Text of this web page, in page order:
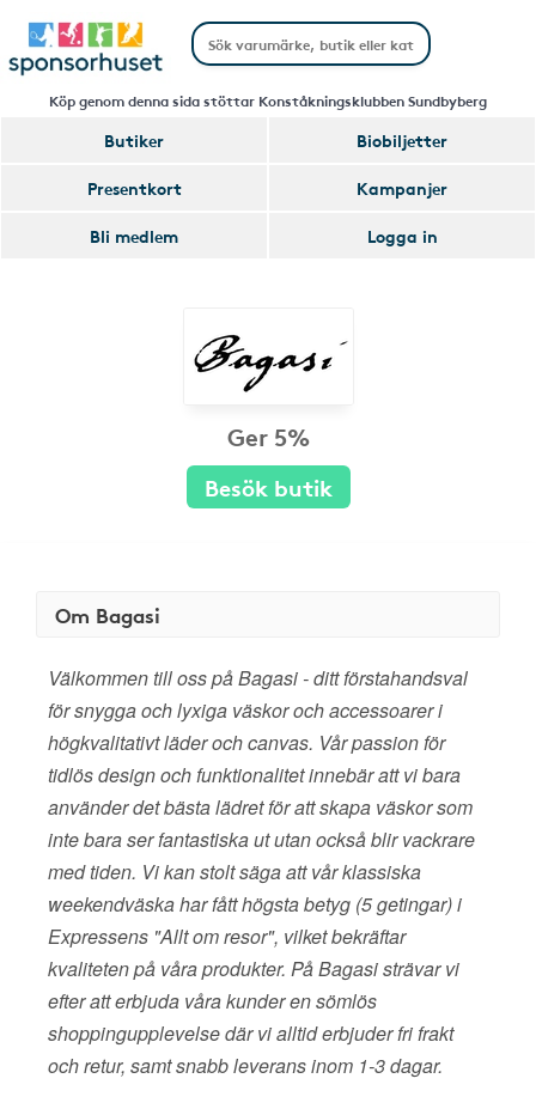
Köp genom denna sida stöttar Konståkningsklubben Sundbyberg
Butiker
Biobiljetter
Presentkort
Kampanjer
Bli medlem
Logga in
Ger 5%
Besök butik
Om Bagasi
Välkommen till oss på Bagasi - ditt förstahandsval
för snygga och lyxiga väskor och accessoarer i
högkvalitativt läder och canvas. Vår passion för
tidlös design och funktionalitet innebär att vi bara
använder det bästa lädret för att skapa väskor som
inte bara ser fantastiska ut utan också blir vackrare
med tiden. Vi kan stolt säga att vår klassiska
weekendväska har fått högsta betyg (5 getingar) i
Expressens "Allt om resor", vilket bekräftar
kvaliteten på våra produkter. På Bagasi strävar vi
efter att erbjuda våra kunder en sömlös
shoppingupplevelse där vi alltid erbjuder fri frakt
och retur, samt snabb leverans inom 1-3 dagar.